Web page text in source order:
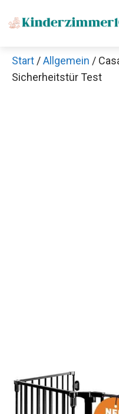
Inhalt
Start /Allgemein /
Sicherheitstür Test